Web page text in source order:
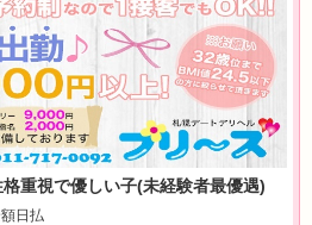
重視で優しい子(未経験者最優遇)
日払